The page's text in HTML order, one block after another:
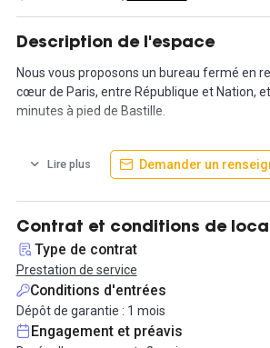
Description de l'espace
Nous vous proposons un bureau fermé en
cœur de Paris, entre République et Nation,
minutes à pied de Bastille.
Vous serez idéalement situé, dans une cour
seulement 5 mètres du métro Charonne
plusieurs bons restaurants, dont le
Paul Bert.
Ce bureau de 18m² est loué totalement
accueillir jusqu'à 4 postes de travail (bureau
De nombreuses prestations sont déjà
800€HT/mois : Internet fibre très haut débit,
micro-ondes et réfrigérateur, imprimante-
Lire plus Demander un
Contrat et conditions de
Type de contrat
Prestation de service
Conditions d'entrées
Dépôt de garantie : 1 mois
Engagement et préavis